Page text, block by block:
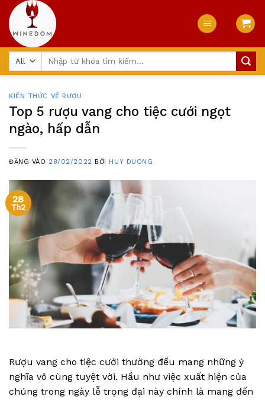
Skip
content
KIẾN THỨC VỀ RƯỢU
Top 5 rượu vang cho tiệc cưới ngọt
ngào, hấp dẫn
ĐĂNG VÀO 28/02/2022 BỞI HUY DUONG
28
Th2
Rượu vang cho tiệc cưới thường đều mang những ý
nghĩa vô cùng tuyệt vời. Hầu như việc xuất hiện của
chúng trong ngày lễ trọng đại này chính là mang đến